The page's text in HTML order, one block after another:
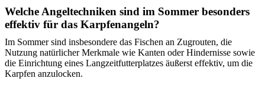
Welche Angeltechniken sind im Sommer besonders
effektiv für das Karpfenangeln?
Im Sommer sind insbesondere das Fischen an Zugrouten, die
Nutzung natürlicher Merkmale wie Kanten oder Hindernisse sowie
die Einrichtung eines Langzeitfutterplatzes äußerst effektiv, um die
Karpfen anzulocken.